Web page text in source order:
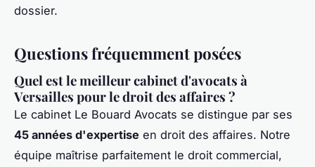
dossier.
Questions fréquemment posées
Quel est le meilleur cabinet d'avocats à
Versailles pour le droit des affaires ?
Le cabinet Le Bouard Avocats se distingue par ses
45 années d'expertise en droit des affaires. Notre
équipe maîtrise parfaitement le droit commercial,